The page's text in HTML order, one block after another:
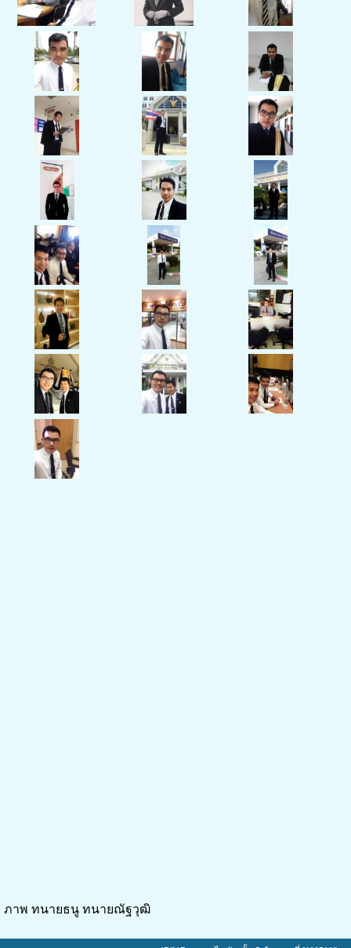
ภาพ ทนายธนู ทนายณัฐวุฒิ